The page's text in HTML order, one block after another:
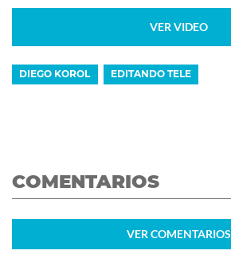
VER VIDEO
DIEGO KOROL EDITANDO TELE
COMENTARIOS
VER COMENTARIOS